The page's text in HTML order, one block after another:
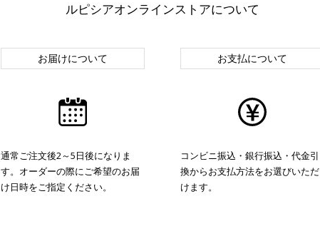
ルピシアオンラインストアについて
お届けについて
通常ご注文後2～5日後になりま
す。オーダーの際にご希望のお届
け日時をご指定ください。
お支払について
コンビニ振込・銀行振込・代金引
換からお支払方法をお選びいただ
けます。